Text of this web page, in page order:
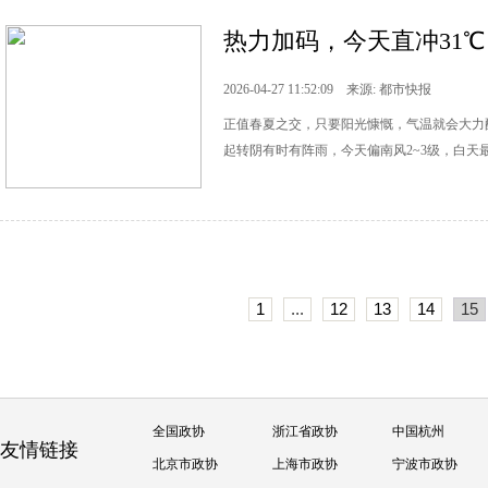
热力加码，今天直冲
2026-04-27 11:52:09 来源: 都市快报
正值春夏之交，只要阳光慷慨，气温就会大
起转阴有时有阵雨，今天偏南风2~3级，白
1 ... 12 13 14 15
友情链接
全国政协 浙江省政协 中国杭州
北京市政协 上海市政协 宁波市政协